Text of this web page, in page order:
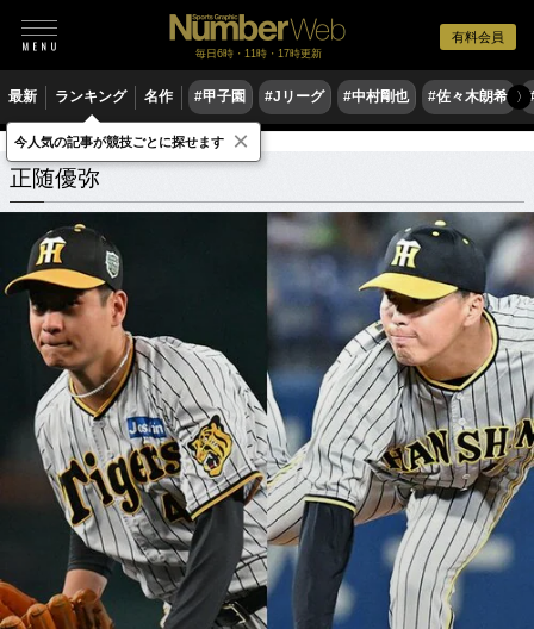
有料会員
毎日6時・11時・17時更新
最新 ランキング 名作 #甲子園 #Jリーグ #中村剛也 #佐々木朗希 〉
正随優弥 関連記事
正随優弥
今人気の記事が競技ごとに探せます ×